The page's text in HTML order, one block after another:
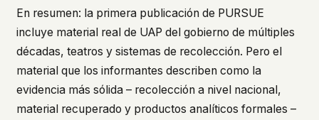
En resumen: la primera publicación de PURSUE
incluye material real de UAP del gobierno de múltiples
décadas, teatros y sistemas de recolección. Pero el
material que los informantes describen como la
evidencia más sólida – recolección a nivel nacional,
material recuperado y productos analíticos formales –